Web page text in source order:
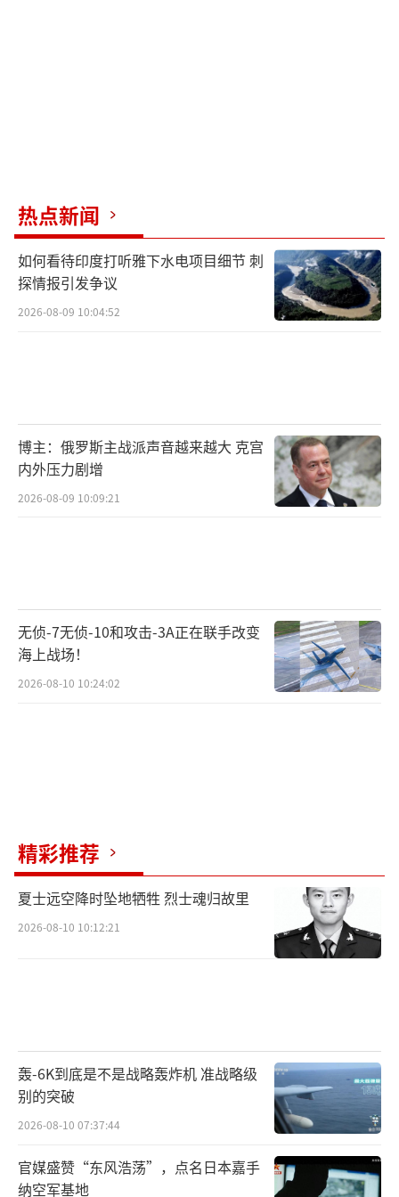
一个把全市里长当成“渗透高风险族群”管理
的认知作战专家。读书读到把人民当研究对象
只会让人觉得他在“已读乱回”，这不只是台
北的灾难，更是台湾的灾难。
（责任编辑：张蕾 TT00
热点新闻
如何看待印度打听雅下水电项目细节 刺
探情报引发争议
2026-08-09 10:04:52
博主：俄罗斯主战派声音越来越大 克宫
内外压力剧增
2026-08-09 10:09:21
无侦-7无侦-10和攻击-3A正在联手改变
海上战场！
2026-08-10 10:24:02
精彩推荐
夏士远空降时坠地牺牲 烈士魂归故里
2026-08-10 10:12:21
轰-6K到底是不是战略轰炸机 准战略级
别的突破
2026-08-10 07:37:44
官媒盛赞“东风浩荡”，点名日本嘉手
纳空军基地